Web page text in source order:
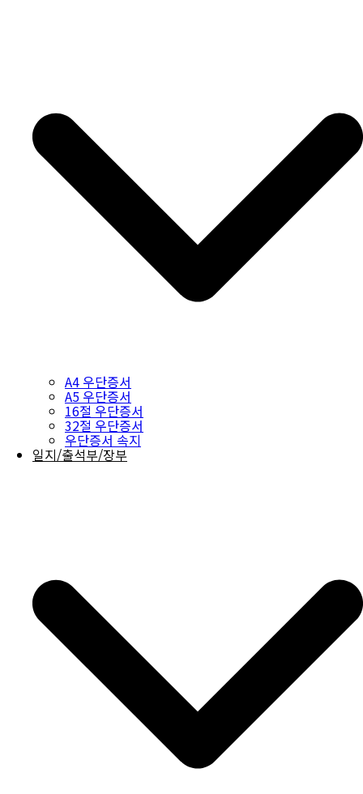
A4 우단증서
A5 우단증서
16절 우단증서
32절 우단증서
우단증서 속지
일지/출석부/장부